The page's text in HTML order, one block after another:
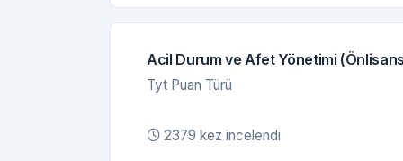
Acil Durum ve Afet Yönetimi
Tyt Puan Türü
2379 kez incelendi